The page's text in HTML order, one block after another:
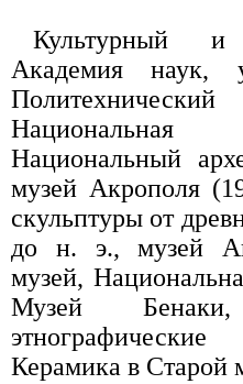
Культурный
Академия наук,
Национальный
музей Акрополя
скульптуры от
до н. э., музей
музей,
Музей
Керамика в Старой